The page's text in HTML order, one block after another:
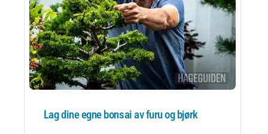
REISETIPS
OM OSS
SPØRSMÅL OG SVAR
Lag dine egne bonsai av furu og bjørk